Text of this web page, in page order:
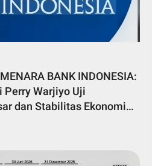
BANK INDONESIA:
Perry Warjiyo Uji
dan Stabilitas Ekonomi